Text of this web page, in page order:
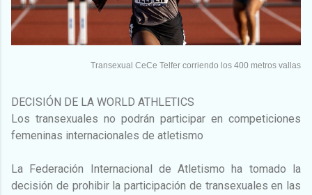
Transexual CeCe Telfer corriendo los 400 metros vallas
DECISIÓN DE LA WORLD ATHLETICS
Los transexuales no podrán participar en competiciones
femeninas internacionales de atletismo
La Federación Internacional de Atletismo ha tomado la
decisión de prohibir la participación de transexuales en las